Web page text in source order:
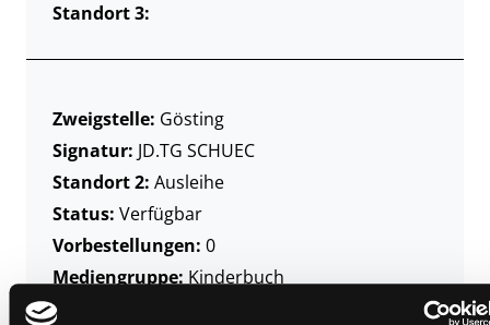
Standort 3:
Zweigstelle: Gösting
Signatur: JD.TG SCHUEC
Standort 2: Ausleihe
Status: Verfügbar
Vorbestellungen: 0
Mediengruppe: Kinderbuch
Frist: